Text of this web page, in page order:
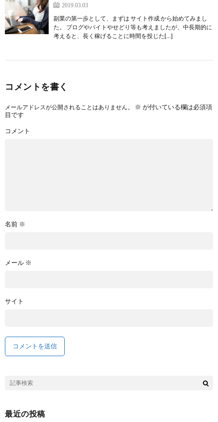
2019.03.03
副業の第一歩として、まずは サイト作成 から始めてみまし
た。 ブログやバイトやせどり等も考えましたが、中長期的に
考えると、長く稼げることに時間を投じた[…]
コメントを書く
メールアドレスが公開されることはありません。 ※ が付いている欄は必須項
目です
コメント
名前 ※
メール ※
サイト
最近の投稿